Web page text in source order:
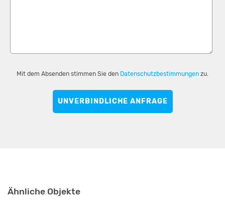
Mit dem Absenden stimmen Sie den Datenschutzbestimmungen zu.
UNVERBINDLICHE ANFRAGE
Ähnliche Objekte